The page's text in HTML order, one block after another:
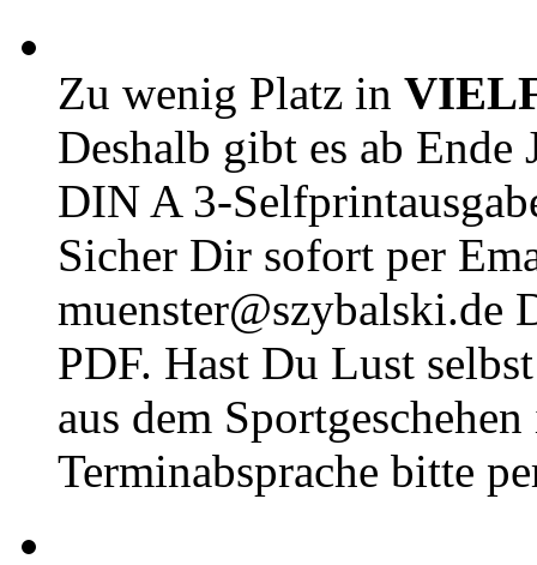
Zu wenig Platz in
Deshalb gibt es ab Ende
DIN A 3-
Sicher Dir sofort per
muenster@szybalski.de
PDF. Hast Du Lust
aus dem
Terminabsprache bitte